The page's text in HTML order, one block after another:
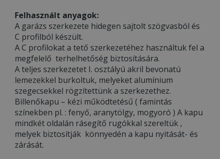
Felhasznált anyagok:
A garázs szerkezete hidegen sajtolt szögvasból és
C profilból készült.
A C profilokat a tető szerkezetéhez használtuk fel a
megfelelő terhelhetőség biztosítására.
A teljes szerkezetet I. osztályú akril bevonatú
lemezekkel burkoltuk, melyeket alumínium
szegecsekkel rögzítettünk a szerkezethez.
Billenőkapu – kézi működtetésű ( famintás
színekben pl. : fenyő, aranytölgy, mogyoró ) A kapu
mindkét oldalán rásegítő rugókkal szereltük ,
melyek biztosítják könnyedén a kapu nyitását- és
zárását.